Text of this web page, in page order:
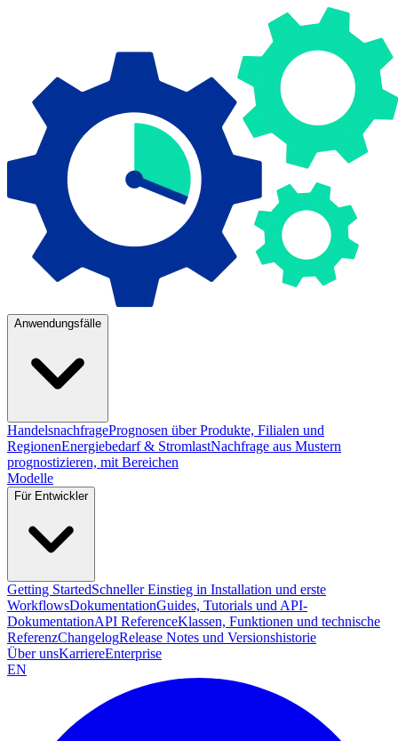
Anwendungsfälle
HandelsnachfragePrognosen über Produkte, Filialen und
RegionenEnergiebedarf & StromlastNachfrage aus Mustern
prognostizieren, mit Bereichen
Modelle
Für Entwickler
Getting StartedSchneller Einstieg in Installation und erste
WorkflowsDokumentationGuides, Tutorials und API-
DokumentationAPI ReferenceKlassen, Funktionen und technische
ReferenzChangelogRelease Notes und Versionshistorie
Über unsKarriereEnterprise
EN